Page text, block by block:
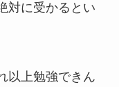
対に受かるとい
以上勉強できん